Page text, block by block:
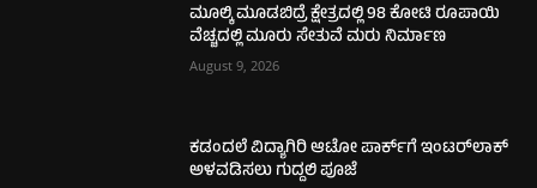
ಮೂಲ್ಕಿ ಮೂಡಬಿದ್ರೆ ಕ್ಷೇತ್ರದಲ್ಲಿ 98 ಕೋಟಿ ರೂಪಾಯಿ
ವೆಚ್ಚದಲ್ಲಿ ಮೂರು ಸೇತುವೆ ಮರು ನಿರ್ಮಾಣ
August 9, 2026
ಕಡಂದಲೆ ವಿದ್ಯಾಗಿರಿ ಆಟೋ ಪಾರ್ಕ್‌ಗೆ ಇಂಟರ್‌ಲಾಕ್
ಅಳವಡಿಸಲು ಗುದ್ದಲಿ ಪೂಜೆ